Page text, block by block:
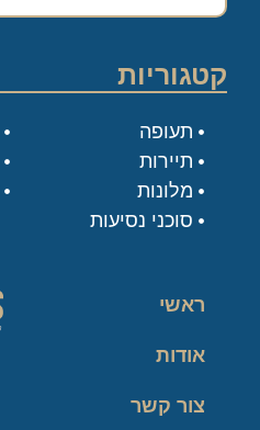
קטגוריות
תעופה
תיירות
מלונות
סוכני נסיעות
ראשי
אודות
צור קשר